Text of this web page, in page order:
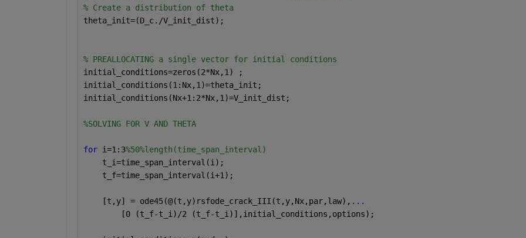
% Create a distribution of theta
theta_init=(D_c./V_init_dist);
% PREALLOCATING a single vector for initial conditions
initial_conditions=zeros(2*Nx,1) ;
initial_conditions(1:Nx,1)=theta_init;
initial_conditions(Nx+1:2*Nx,1)=V_init_dist;
%SOLVING FOR V AND THETA
for i=1:3%50%length(time_span_interval)
    t_i=time_span_interval(i);
    t_f=time_span_interval(i+1);
    [t,y] = ode45(@(t,y)rsfode_crack_III(t,y,Nx,par,law),
...
        [0 (t_f-t_i)/2 (t_f-t_i)],initial_conditions,options);